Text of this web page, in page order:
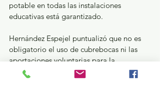
potable en todas las instalaciones
educativas está garantizado.
Hernández Espejel puntualizó que no es
obligatorio el uso de cubrebocas ni las
aportaciones voluntarias para la
inscripción al ciclo escolar 2024-2025.